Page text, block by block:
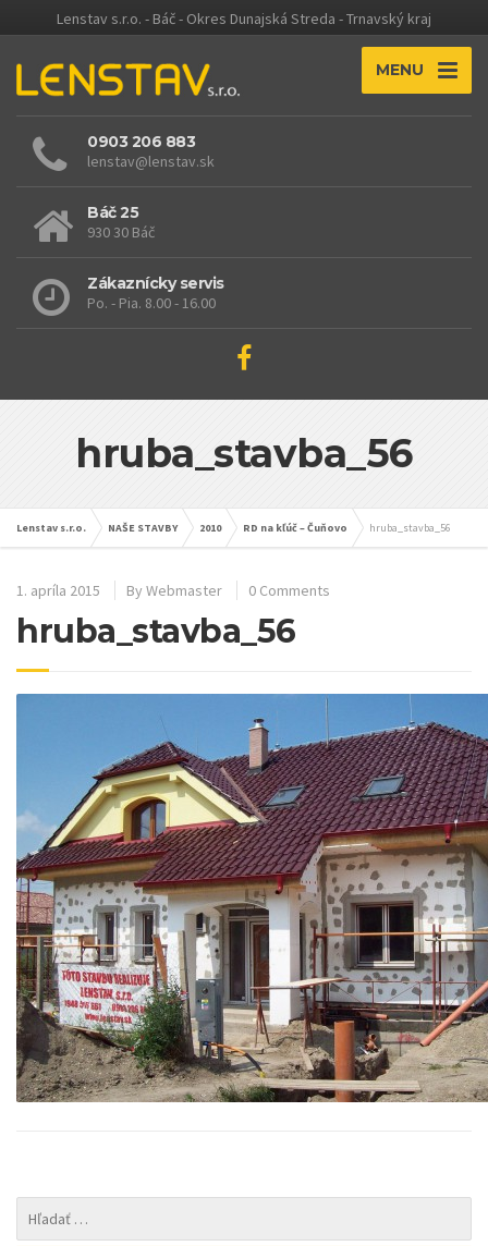
Lenstav s.r.o. - Báč - Okres Dunajská Streda - Trnavský kraj
MENU
0903 206 883
lenstav@lenstav.sk
Báč 25
930 30 Báč
Zákaznícky servis
Po. - Pia. 8.00 - 16.00
hruba_stavba_56
Lenstav s.r.o. NAŠE STAVBY 2010 RD na kľúč – Čuňovo hruba_stavba_56
1. apríla 2015 By Webmaster 0 Comments
hruba_stavba_56